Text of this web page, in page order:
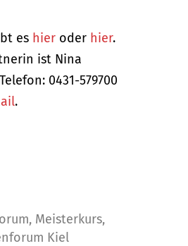
es hier oder hier.
ist Nina
0431-579700
.
, Meisterkurs,
Kiel